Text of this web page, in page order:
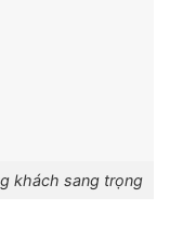
khách sang trọng